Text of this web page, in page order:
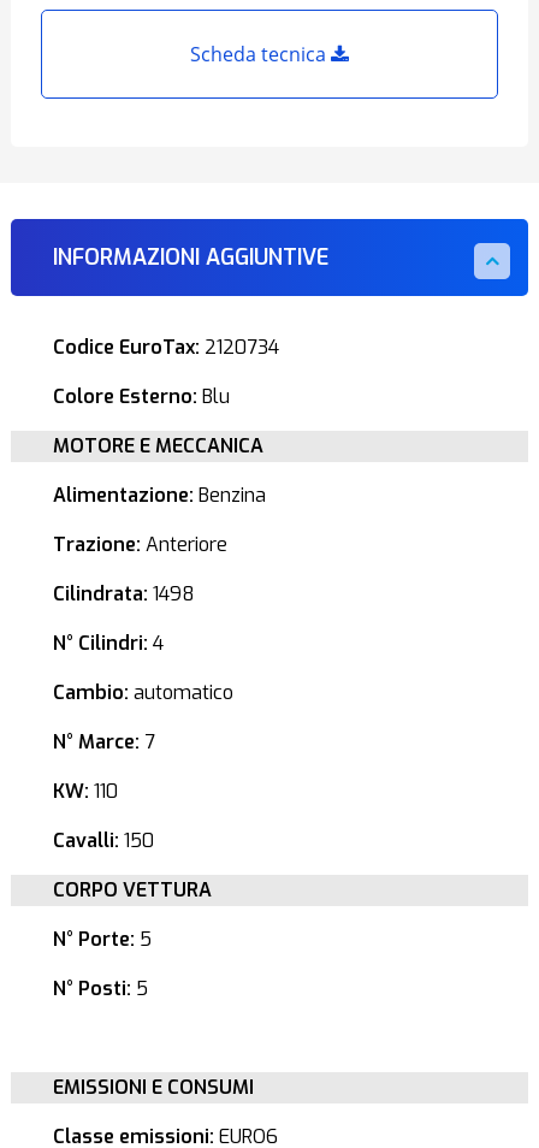
Scheda tecnica
INFORMAZIONI AGGIUNTIVE
Codice EuroTax: 2120734
Colore Esterno: Blu
MOTORE E MECCANICA
Alimentazione: Benzina
Trazione: Anteriore
Cilindrata: 1498
N° Cilindri: 4
Cambio: automatico
N° Marce: 7
KW: 110
Cavalli: 150
CORPO VETTURA
N° Porte: 5
N° Posti: 5
EMISSIONI E CONSUMI
Classe emissioni: EURO6